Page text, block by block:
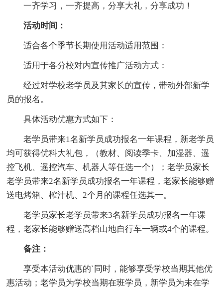
一齐学习，一齐提高，分享大礼，分享成功！
活动时间：
适合各个季节长期使用活动适用范围：
适用于各分校对内宣传推广活动方式：
经过对学校老学员及其家长的宣传，带动外部新学
员的报名。
具体活动优惠方式如下：
老学员带来1名新学员成功报名一年课程，新老学员
均可获得优科大礼包，（教材、阅读季卡、加湿器、遥
控飞机、遥控汽车、机器人等任选一个）；老学员家长
老学员带来2名新学员成功报名一年课程，老家长能够赠
送电烤箱、榨汁机、2个月的课程任选其一。
老学员家长老学员带来3名新学员成功报名一年课
程，老家长能够赠送高档山地自行车一辆或4个的课程。
备注：
享受本活动优惠的`同时，能够享受学校当期其他优
惠活动；老学员为学校当期在班学员，新学员为未在学